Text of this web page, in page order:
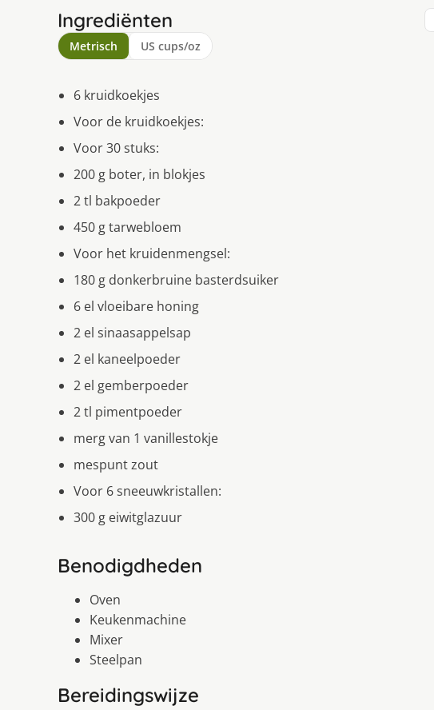
Ingrediënten
Metrisch US cups/oz
6 kruidkoekjes
Voor de kruidkoekjes:
Voor 30 stuks:
200 g boter, in blokjes
2 tl bakpoeder
450 g tarwebloem
Voor het kruidenmengsel:
180 g donkerbruine basterdsuiker
6 el vloeibare honing
2 el sinaasappelsap
2 el kaneelpoeder
2 el gemberpoeder
2 tl pimentpoeder
merg van 1 vanillestokje
mespunt zout
Voor 6 sneeuwkristallen:
300 g eiwitglazuur
Benodigdheden
Oven
Keukenmachine
Mixer
Steelpan
Bereidingswijze